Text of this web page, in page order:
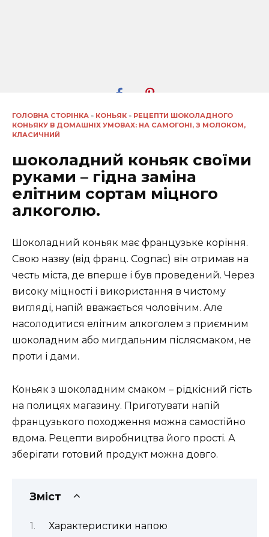
ГОЛОВНА СТОРІНКА » КОНЬЯК » РЕЦЕПТИ ШОКОЛАДНОГО
КОНЬЯКУ В ДОМАШНІХ УМОВАХ: НА САМОГОНІ, З МОЛОКОМ,
КЛАСИЧНИЙ
шоколадний коньяк своїми
руками – гідна заміна
елітним сортам міцного
алкоголю.
Шоколадний коньяк має французьке коріння.
Свою назву (від франц. Cognac) він отримав на
честь міста, де вперше і був проведений. Через
високу міцності і використання в чистому
вигляді, напій вважається чоловічим. Але
насолодитися елітним алкоголем з приємним
шоколадним або мигдальним післясмаком, не
проти і дами.
Коньяк з шоколадним смаком – рідкісний гість
на полицях магазину. Приготувати напій
французького походження можна самостійно
вдома. Рецепти виробництва його прості. А
зберігати готовий продукт можна довго.
Зміст
Характеристики напою